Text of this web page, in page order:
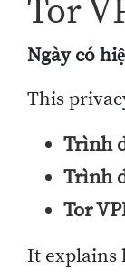
Tor
Ngày có
This
Trình
Trình
Tor
It explains